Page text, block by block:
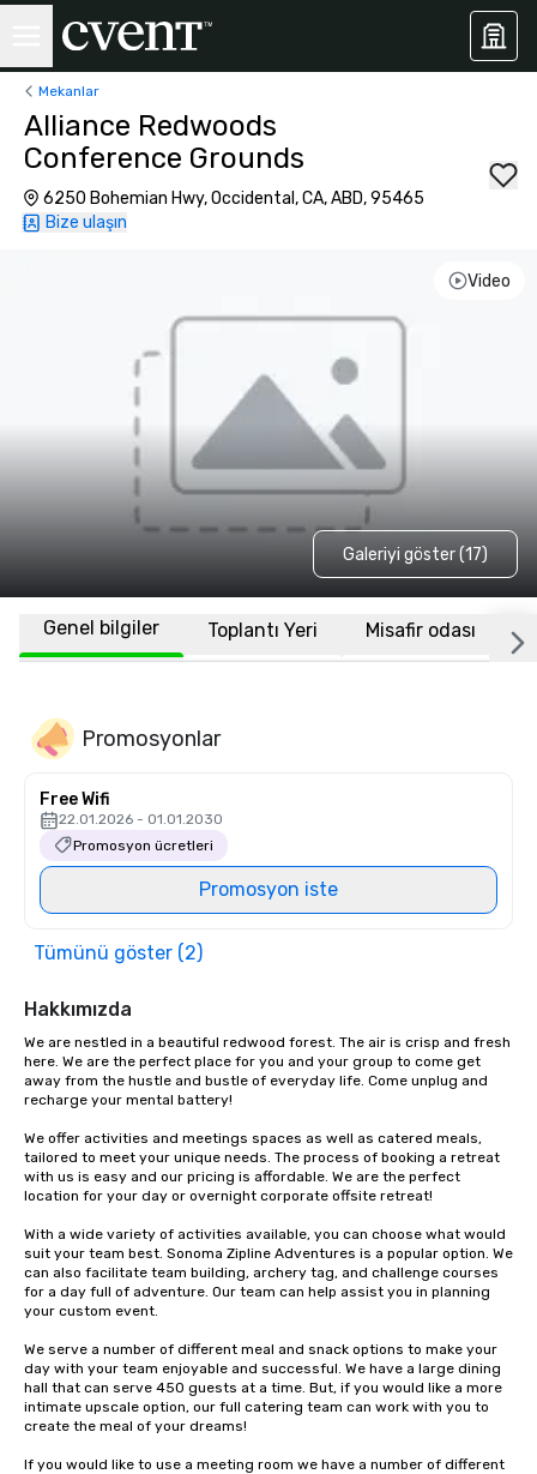
Mekanlar
Alliance Redwoods
Conference Grounds
6250 Bohemian Hwy, Occidental, CA, ABD, 95465
Bize ulaşın
Video
Galeriyi göster (17)
Genel bilgiler Toplantı Yeri Misafir odası
Promosyonlar
Free Wifi
22.01.2026 - 01.01.2030
Promosyon ücretleri
Promosyon iste
Tümünü göster (2)
Hakkımızda
We are nestled in a beautiful redwood forest. The air is crisp and fresh
here. We are the perfect place for you and your group to come get
away from the hustle and bustle of everyday life. Come unplug and
recharge your mental battery!
We offer activities and meetings spaces as well as catered meals,
tailored to meet your unique needs. The process of booking a retreat
with us is easy and our pricing is affordable. We are the perfect
location for your day or overnight corporate offsite retreat!
With a wide variety of activities available, you can choose what would
suit your team best. Sonoma Zipline Adventures is a popular option. We
can also facilitate team building, archery tag, and challenge courses
for a day full of adventure. Our team can help assist you in planning
your custom event.
We serve a number of different meal and snack options to make your
day with your team enjoyable and successful. We have a large dining
hall that can serve 450 guests at a time. But, if you would like a more
intimate upscale option, our full catering team can work with you to
create the meal of your dreams!
If you would like to use a meeting room we have a number of different